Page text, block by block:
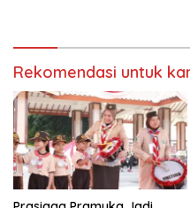
Rekomendasi untuk